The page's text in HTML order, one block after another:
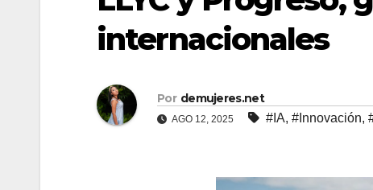
internacionales
Por demujeres.net
AGO 12, 2025 #IA, #Innovación,